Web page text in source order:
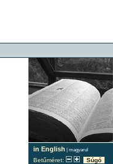
in English | magyarul
Betűméret:
Súgó